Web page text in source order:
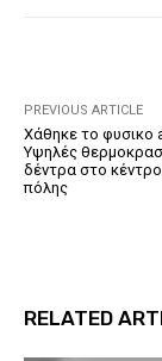
PREVIOUS ARTICLE
Χάθηκε το φυσικο
Υψηλές
δέντρα στο
πόλης
RELATED